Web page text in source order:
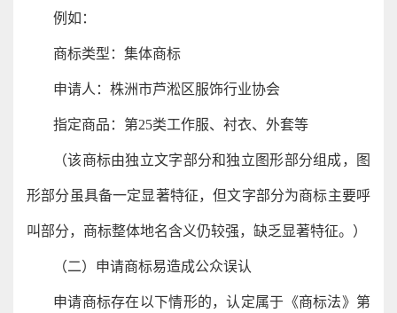
例如：
商标类型：集体商标
申请人：株洲市芦淞区服饰行业协会
指定商品：第25类工作服、衬衣、外套等
（该商标由独立文字部分和独立图形部分组成，图
形部分虽具备一定显著特征，但文字部分为商标主要呼
叫部分，商标整体地名含义仍较强，缺乏显著特征。）
（二）申请商标易造成公众误认
申请商标存在以下情形的，认定属于《商标法》第